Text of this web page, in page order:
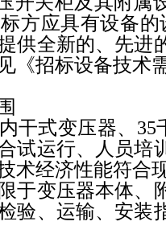
方应具有设备
供全新的、先进
《招标设备技术
干式变压器、 35
试运行、人员培
术经济性能符合
于变压器本体
验、运输、安装